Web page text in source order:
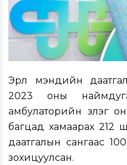
Эрүүл мэндийн
2023 оны
амбулаторийн үзлэг
багцад хамаарах 212
даатгалын сангаас
зохицуулсан.